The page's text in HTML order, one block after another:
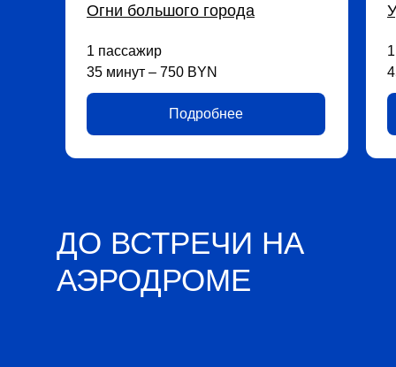
Огни большого города
1 пассажир
35 минут – 750 BYN
Подробнее
ДО ВСТРЕЧИ НА
АЭРОДРОМЕ